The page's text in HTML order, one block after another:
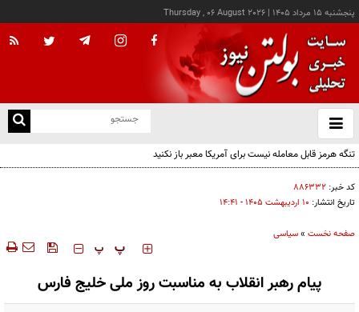
پنجشنبه ۱۵ مرداد ۱۴۰۵ |
Thursday , 06 August 2026
باز
و
تنگه هرمز قابل معامله نیست برای آمریکا معبر باز نکنید
کد خبر: ۸۸۶۳۳۲
تاریخ انتشار: ۱۰ ارديبهشت ۱۴۰۵ - ۱۴:۴۱
صفحه نخست »سیاسی
‍‍‍ پ پ
پیام رهبر انقلاب به مناسبت روز ملی خلیج فارس